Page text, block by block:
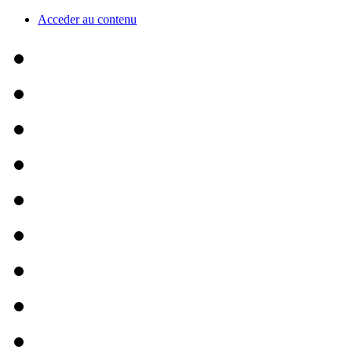
Acceder au contenu